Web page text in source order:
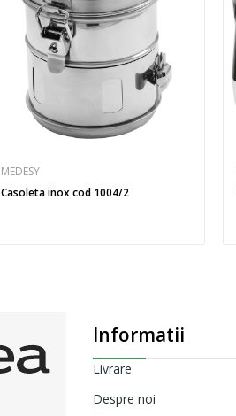
MEDESY
Casoleta inox cod 1004/2
Informatii
Livrare
Despre noi